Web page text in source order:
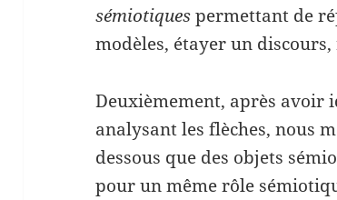
sémiotiquespermettant de
modèles, étayer un
Deuxièmement, après avoir
analysant les flèches, nous
dessous que des objets
pour un même rôle